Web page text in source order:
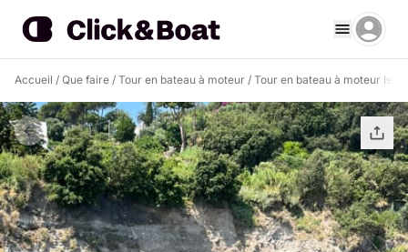
Accueil / Que faire / Tour en bateau à moteur / Tour en bateau à moteur